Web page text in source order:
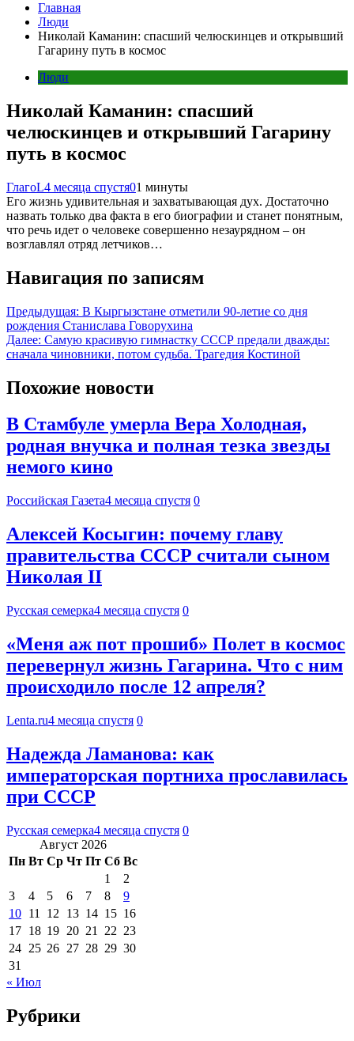
Главная
Люди
Николай Каманин: спасший челюскинцев и открывший
Гагарину путь в космос
Люди
Николай Каманин: спасший
челюскинцев и открывший Гагарину
путь в космос
ГлагоL4 месяца спустя01 минуты
Его жизнь удивительная и захватывающая дух. Достаточно
назвать только два факта в его биографии и станет понятным,
что речь идет о человеке совершенно незаурядном – он
возглавлял отряд летчиков…
Навигация по записям
Предыдущая: В Кыргызстане отметили 90-летие со дня
рождения Станислава Говорухина
Далее: Самую красивую гимнастку СССР предали дважды:
сначала чиновники, потом судьба. Трагедия Костиной
Похожие новости
В Стамбуле умерла Вера Холодная,
родная внучка и полная тезка звезды
немого кино
Российская Газета4 месяца спустя 0
Алексей Косыгин: почему главу
правительства СССР считали сыном
Николая II
Русская семерка4 месяца спустя 0
«Меня аж пот прошиб» Полет в космос
перевернул жизнь Гагарина. Что с ним
происходило после 12 апреля?
Lenta.ru4 месяца спустя 0
Надежда Ламанова: как
императорская портниха прославилась
при СССР
Русская семерка4 месяца спустя 0
Август 2026
Пн Вт Ср Чт Пт Сб Вс
1
2
3
4 5 6 7 8
9
10 11 12 13 14 15 16
17 18 19 20 21 22 23
24 25 26 27 28 29 30
31
« Июл
Рубрики